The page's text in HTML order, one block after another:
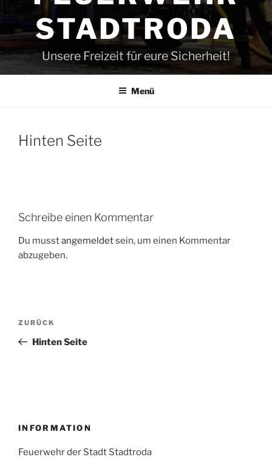
STADTRODA
Unsere Freizeit für eure Sicherheit!
Menü
Hinten Seite
Schreibe einen Kommentar
Du musstangemeldetsein, um einen Kommentar
abzugeben.
Beitragsnavigation
Vorheriger
Beitrag
ZURÜCK
Hinten Seite
INFORMATION
Feuerwehr der Stadt Stadtroda